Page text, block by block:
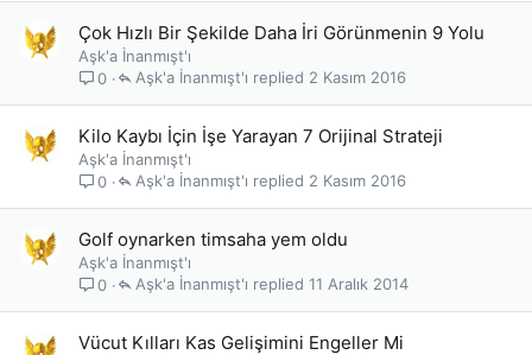
Çok Hızlı Bir Şekilde Daha İri Görünmenin 9 Yolu
Aşk'a İnanmışt'ı
0
2 Kasım 2016
Aşk'a İnanmışt'ı
Kilo Kaybı İçin İşe Yarayan 7 Orijinal Strateji
Aşk'a İnanmışt'ı
0
2 Kasım 2016
Aşk'a İnanmışt'ı
Golf oynarken timsaha yem oldu
Aşk'a İnanmışt'ı
0
11 Aralık 2014
Aşk'a İnanmışt'ı
Vücut Kılları Kas Gelişimini Engeller Mi